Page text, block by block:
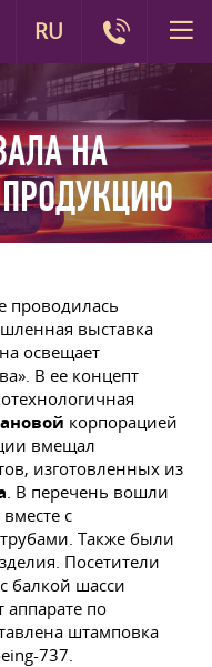
НА
проводилась
выставка
освещает
В ее концепт
корпорацией
вмещал
изготовленных из
. В перечень вошли
с
трубами. Также были
Посетители
балкой шасси
по
штамповка
737.
RU